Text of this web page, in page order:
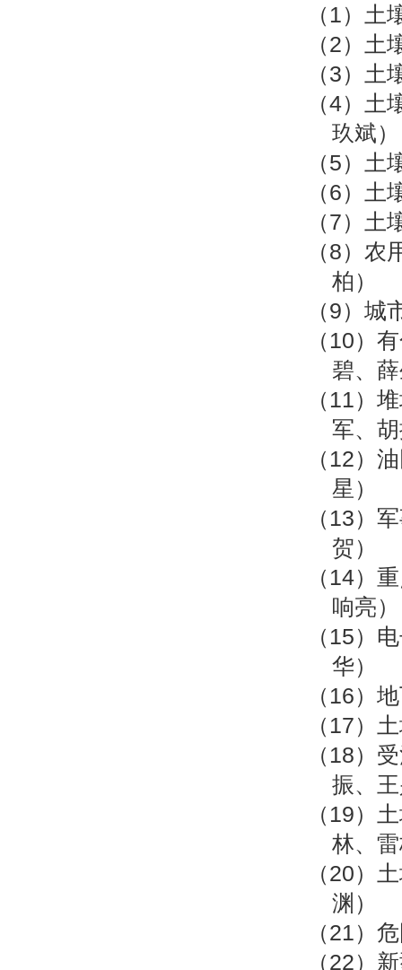
（1）
（2）
（3）
（4）
玖斌）
（5）
（6）
（7）
（8）
柏）
（9）
（10）
碧、
（11）
军、
（12）
星）
（13）
贺）
（14）
响亮）
（15）
华）
（16）
（17）
（18）
振、
（19）
林、
（20）
渊）
（21）
（22）